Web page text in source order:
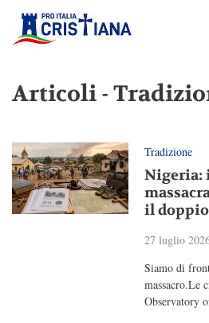
Articoli -
Tradizione
Nigeria:
il
27 luglio
Siamo di
massacro.Le
Observatory